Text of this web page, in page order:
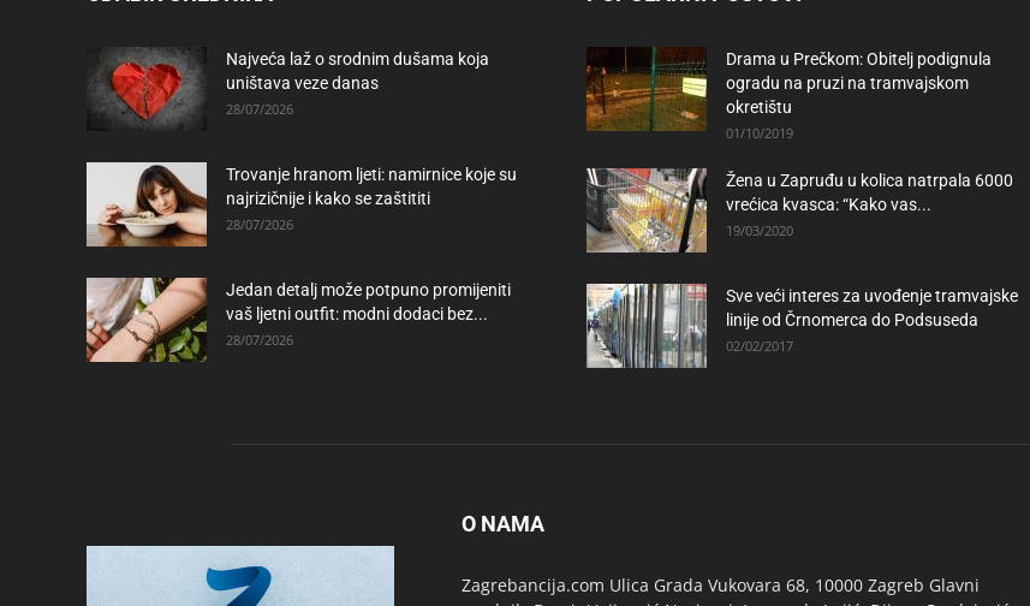
Najveća laž o srodnim dušama koja
uništava veze danas
28/07/2026
Trovanje hranom ljeti: namirnice koje su
najrizičnije i kako se zaštititi
28/07/2026
Jedan detalj može potpuno promijeniti
vaš ljetni outfit: modni dodaci bez...
28/07/2026
Drama u Prečkom: Obitelj podignula
ogradu na pruzi na tramvajskom
okretištu
01/10/2019
Žena u Zapruđu u kolica natrpala 6000
vrećica kvasca: “Kako vas...
19/03/2020
Sve veći interes za uvođenje tramvajske
linije od Črnomerca do Podsuseda
02/02/2017
O NAMA
Zagrebancija.com Ulica Grada Vukovara 68, 10000 Zagreb Glavni